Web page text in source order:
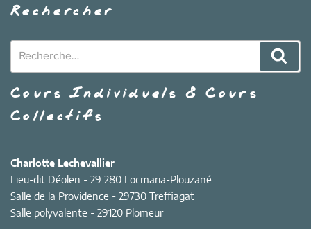
Rechercher
Cours Individuels & Cours
Collectifs
Charlotte Lechevallier
Lieu-dit Déolen - 29 280 Locmaria-Plouzané
Salle de la Providence - 29730 Treffiagat
Salle polyvalente - 29120 Plomeur